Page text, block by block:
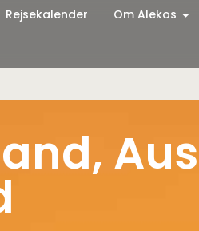
Rejsekalender Om Alekos